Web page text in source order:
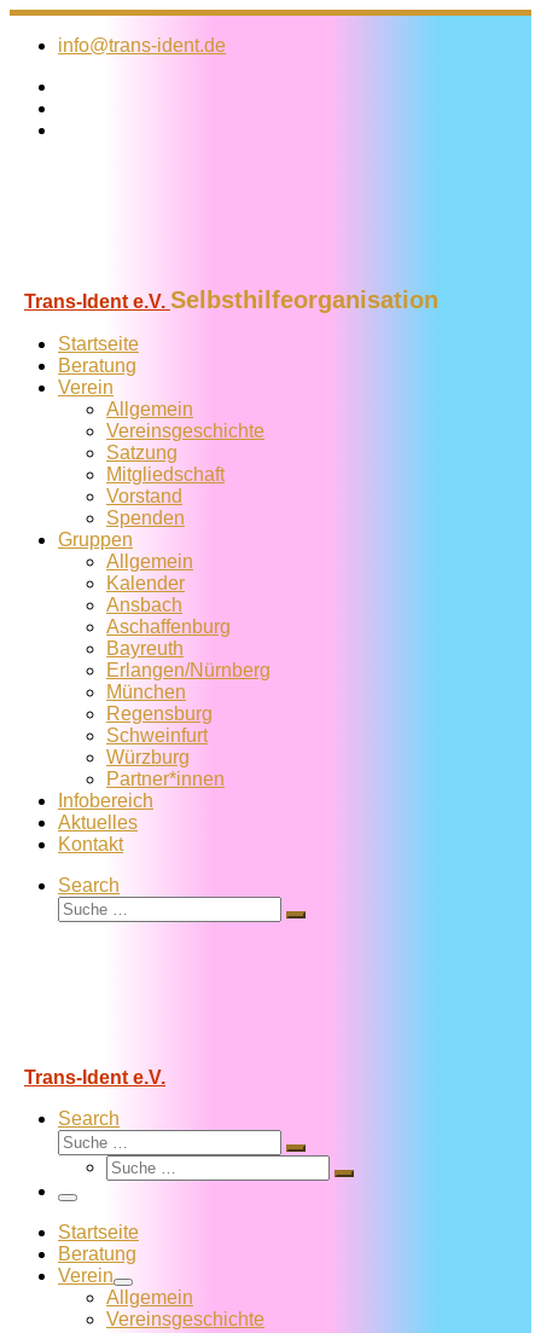
Zum
Inhalt
info@trans-ident.de
Trans-Ident e.V. Selbsthilfeorganisation
Startseite
Beratung
Verein
Allgemein
Vereins­geschichte
Satzung
Mitglied­schaft
Vorstand
Spenden
Gruppen
Allgemein
Kalender
Ansbach
Aschaffenburg
Bayreuth
Erlangen/Nürnberg
München
Regensburg
Schweinfurt
Würzburg
Partner*innen
Infobereich
Aktuelles
Kontakt
Search
Suche
Suche
Trans-Ident e.V.
Search
Suche
Suche
Suche
Suche
Menü
Startseite
Beratung
Verein
Allgemein
Vereins­geschichte